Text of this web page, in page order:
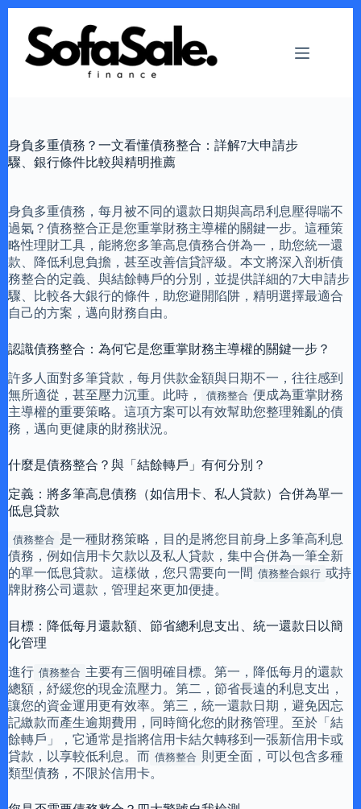
content
身負多重債務？一文看懂債務整合：詳解7大申請步
驟、銀行條件比較與精明推薦
身負多重債務，每月被不同的還款日期與高昂利息壓得喘不
過氣？債務整合正是您重掌財務主導權的關鍵一步。這種策
略性理財工具，能將您多筆高息債務合併為一，助您統一還
款、降低利息負擔，甚至改善信貸評級。本文將深入剖析債
務整合的定義、與結餘轉戶的分別，並提供詳細的7大申請步
驟、比較各大銀行的條件，助您避開陷阱，精明選擇最適合
自己的方案，邁向財務自由。
認識債務整合：為何它是您重掌財務主導權的關鍵一步？
許多人面對多筆貸款，每月供款金額與日期不一，往往感到
無所適從，甚至壓力沉重。此時，
債務整合 便成為重掌財務
主導權的重要策略。這項方案可以有效幫助您整理雜亂的債
務，邁向更健康的財務狀況。
什麼是債務整合？與「結餘轉戶」有何分別？
定義：將多筆高息債務（如信用卡、私人貸款）合併為單一
低息貸款
債務整合 是一種財務策略，目的是將您目前身上多筆高利息
債務，例如信用卡欠款以及私人貸款，集中合併為一筆全新
的單一低息貸款。這樣做，您只需要向一間 債務整合銀行 或持
牌財務公司還款，管理起來更加便捷。
目標：降低每月還款額、節省總利息支出、統一還款日以簡
化管理
進行 債務整合 主要有三個明確目標。第一，降低每月的還款
總額，紓緩您的現金流壓力。第二，節省長遠的利息支出，
讓您的資金運用更有效率。第三，統一還款日期，避免因忘
記繳款而產生逾期費用，同時簡化您的財務管理。至於「結
餘轉戶」，它通常是指將信用卡結欠轉移到一張新信用卡或
貸款，以享較低利息。而 債務整合 則更全面，可以包含多種
類型債務，不限於信用卡。